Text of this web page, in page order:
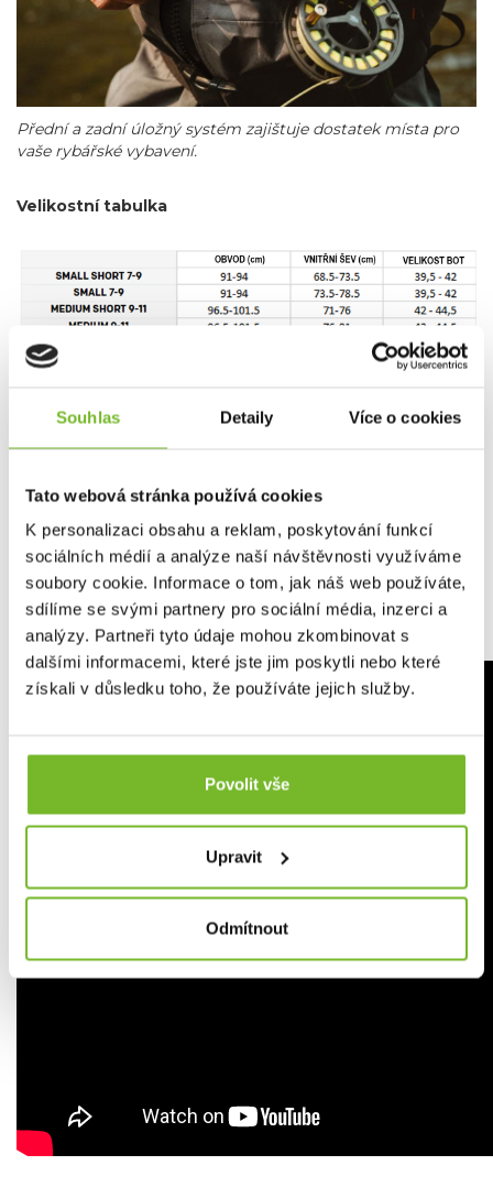
Souhlas Detaily Více o cookies
Tato webová stránka používá cookies
K personalizaci obsahu a reklam, poskytování funkcí
sociálních médií a analýze naší návštěvnosti využíváme
soubory cookie. Informace o tom, jak náš web používáte,
sdílíme se svými partnery pro sociální média, inzerci a
analýzy. Partneři tyto údaje mohou zkombinovat s
dalšími informacemi, které jste jim poskytli nebo které
získali v důsledku toho, že používáte jejich služby.
Povolit vše
Upravit
Odmítnout
Přední a zadní úložný systém zajištuje dostatek místa pro
vaše rybářské vybavení.
Velikostní tabulka